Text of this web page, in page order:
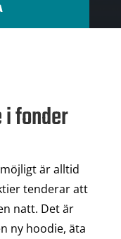
fonder
är alltid
tenderar att
natt. Det är
ny hoodie, äta